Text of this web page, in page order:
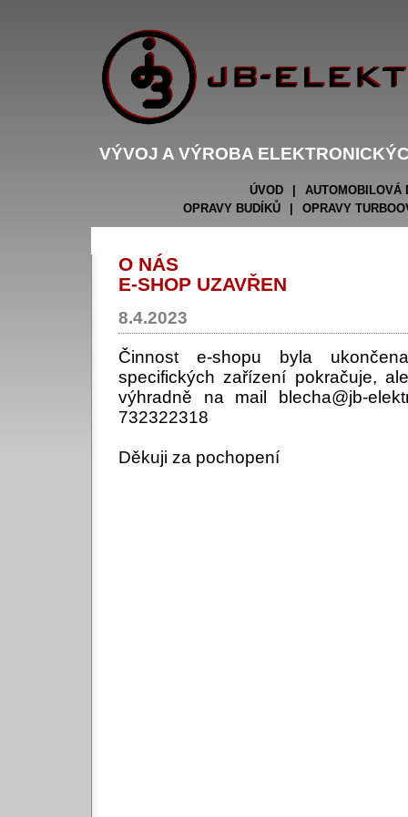
VÝVOJ A VÝROBA
ÚVOD |
AUTOMOBILOVÁ
OPRAVY BUDÍKŮ
| OPRAVY
O NÁS
E-SHOP UZAVŘEN
8.4.2023
Činnost e-shopu byla
specifických zařízení pokračuje,
výhradně na mail blecha@jb-
732322318
Děkuji za pochopení